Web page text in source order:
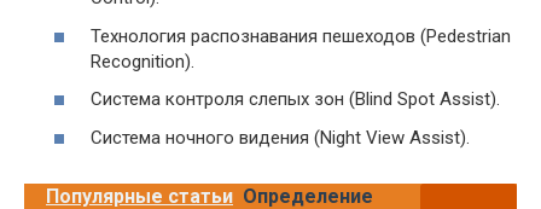
Технология распознавания пешеходов (Pedestrian
Recognition).
Система контроля слепых зон (Blind Spot Assist).
Система ночного видения (Night View Assist).
Популярные статьи Определение